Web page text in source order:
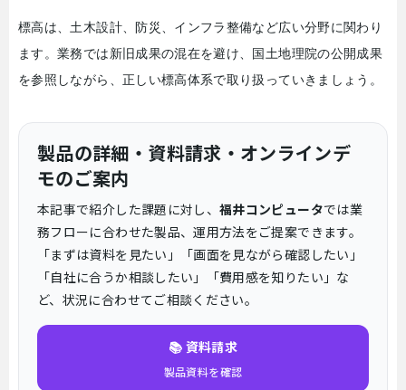
標高は、土木設計、防災、インフラ整備など広い分野に関わり
ます。業務では新旧成果の混在を避け、国土地理院の公開成果
を参照しながら、正しい標高体系で取り扱っていきましょう。
製品の詳細・資料請求・オンラインデ
モのご案内
本記事で紹介した課題に対し、福井コンピュータでは業
務フローに合わせた製品、運用方法をご提案できます。
「まずは資料を見たい」「画面を見ながら確認したい」
「自社に合うか相談したい」「費用感を知りたい」な
ど、状況に合わせてご相談ください。
📚 資料請求
製品資料を確認